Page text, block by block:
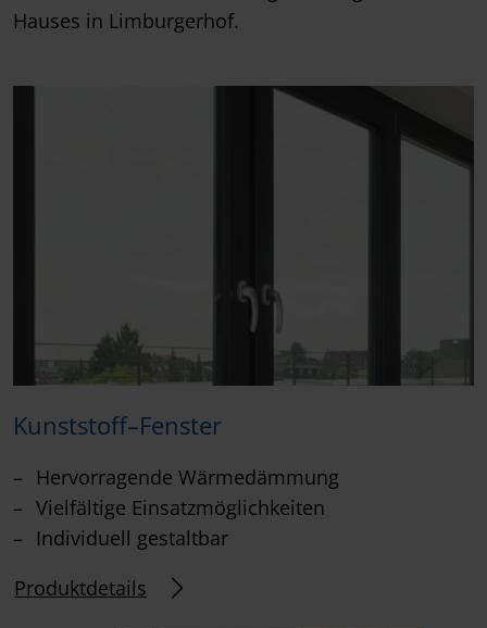
Hauses in Limburgerhof.
Kunststoff–Fenster
Hervorragende Wärmedämmung
Vielfältige Einsatzmöglichkeiten
Individuell gestaltbar
Produktdetails